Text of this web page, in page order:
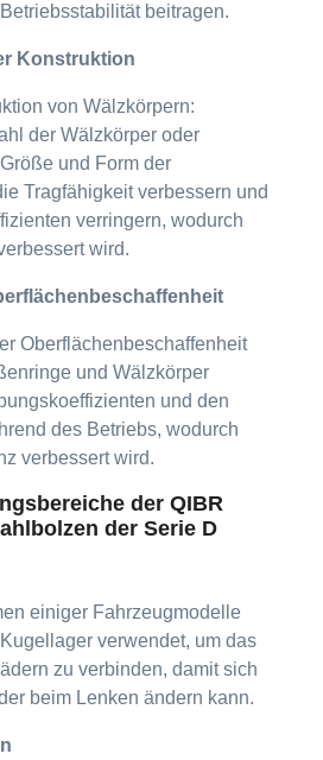
beitragen.
Konstruktion
von Wälzkörpern:
der Wälzkörper oder
und Form der
Tragfähigkeit verbessern und
verringern, wodurch
wird.
Oberflächenbeschaffenheit
und Wälzkörper
und den
des Betriebs, wodurch
verbessert wird.
der QIBR
der Serie D
einiger Fahrzeugmodelle
verwendet, um das
zu verbinden, damit sich
beim Lenken ändern kann.